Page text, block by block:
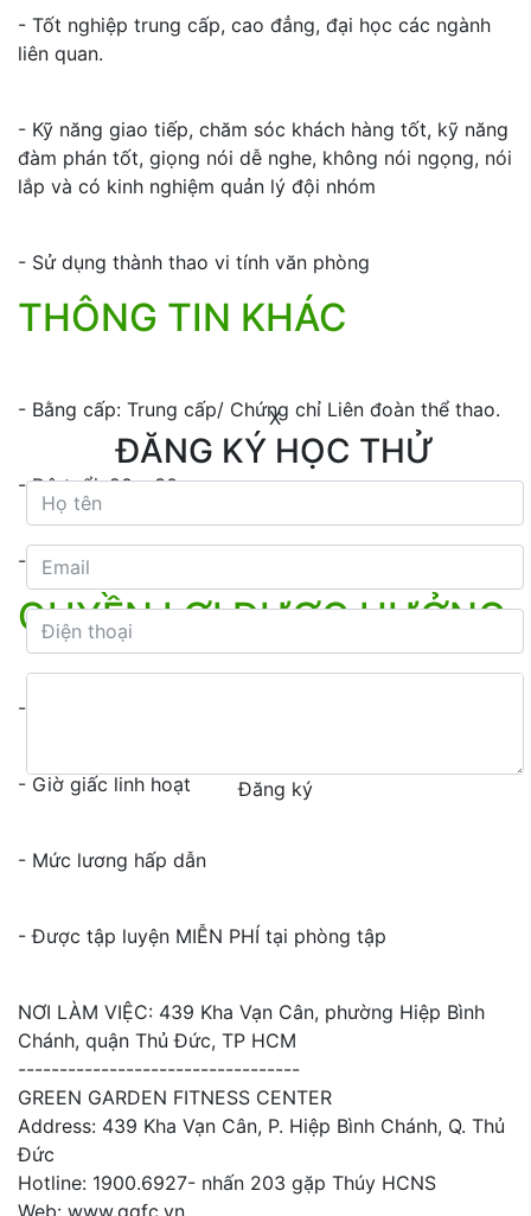
- Tốt nghiệp trung cấp, cao đẳng, đại học các ngành
liên quan.
- Kỹ năng giao tiếp, chăm sóc khách hàng tốt, kỹ năng
đàm phán tốt, giọng nói dễ nghe, không nói ngọng, nói
lắp và có kinh nghiệm quản lý đội nhóm
- Sử dụng thành thao vi tính văn phòng
THÔNG TIN KHÁC
- Bằng cấp: Trung cấp/ Chứng chỉ Liên đoàn thể thao.
- Độ tuổi: 20 – 30
- Hình thức: Nhân viên chính thức
QUYỀN LỢI ĐƯỢC HƯỞNG
- Có cơ hội phát triển kỹ năng bản thân
- Giờ giấc linh hoạt
- Mức lương hấp dẫn
- Được tập luyện MIỄN PHÍ tại phòng tập
NƠI LÀM VIỆC: 439 Kha Vạn Cân, phường Hiệp Bình
Chánh, quận Thủ Đức, TP HCM
----------------------------------
GREEN GARDEN FITNESS CENTER
Address: 439 Kha Vạn Cân, P. Hiệp Bình Chánh, Q. Thủ
Đức
Hotline: 1900.6927- nhấn 203 gặp Thúy HCNS
Web: www.ggfc.vn
X
ĐĂNG KÝ HỌC THỬ
Đăng ký